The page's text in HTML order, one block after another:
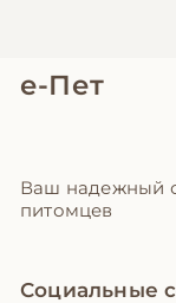
е-Пет
Ваш надежный
питомцев
Социальные